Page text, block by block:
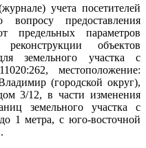
учета посетителей
предоставления
предельных параметров
реконструкции объектов
земельного участка с
местоположение:
(городской округ),
3/12, в части изменения
земельного участка с
1 метра, с юго-восточной